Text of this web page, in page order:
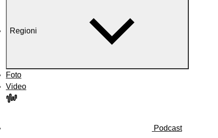
Regioni
Foto
Video
Podcast